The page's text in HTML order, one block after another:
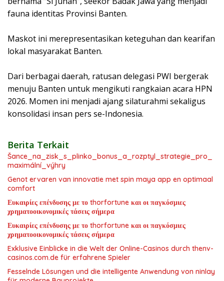
fauna identitas Provinsi Banten.
Maskot ini merepresentasikan keteguhan dan kearifan
lokal masyarakat Banten.
Dari berbagai daerah, ratusan delegasi PWI bergerak
menuju Banten untuk mengikuti rangkaian acara HPN
2026. Momen ini menjadi ajang silaturahmi sekaligus
konsolidasi insan pers se-Indonesia.
Berita Terkait
Šance_na_zisk_s_plinko_bonus_a_rozptyl_strategie_pro_
maximální_výhry
Genot ervaren van innovatie met spin maya app en optimaal
comfort
Ευκαιρίες επένδυσης με το thorfortune και οι παγκόσμιες
χρηματοοικονομικές τάσεις σήμερα
Ευκαιρίες επένδυσης με το thorfortune και οι παγκόσμιες
χρηματοοικονομικές τάσεις σήμερα
Exklusive Einblicke in die Welt der Online-Casinos durch thenv-
casinos.com.de für erfahrene Spieler
Fesselnde Lösungen und die intelligente Anwendung von ninlay